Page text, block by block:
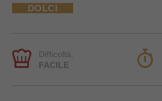
DOLCI
Difficoltà:
FACILE